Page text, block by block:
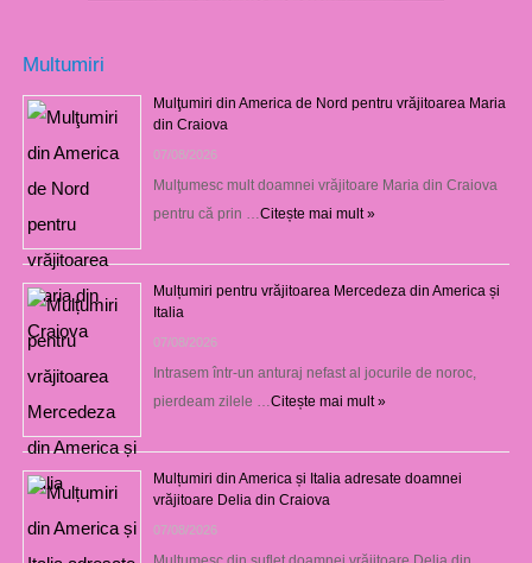
Multumiri
Mulţumiri din America de Nord pentru vrăjitoarea Maria
din Craiova
07/08/2026
Mulţumesc mult doamnei vrăjitoare Maria din Craiova
pentru că prin … Citește mai mult »
Mulțumiri pentru vrăjitoarea Mercedeza din America și
Italia
07/08/2026
Intrasem într-un anturaj nefast al jocurile de noroc,
pierdeam zilele … Citește mai mult »
Mulțumiri din America și Italia adresate doamnei
vrăjitoare Delia din Craiova
07/08/2026